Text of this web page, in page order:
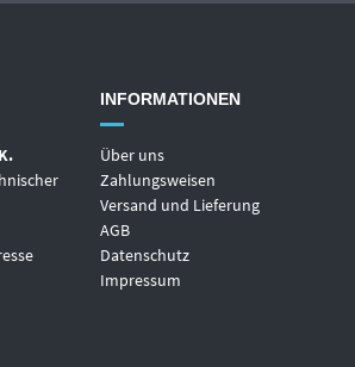
INFORMATIONEN
Über uns
Zahlungsweisen
Versand und Lieferung
AGB
Datenschutz
Impressum